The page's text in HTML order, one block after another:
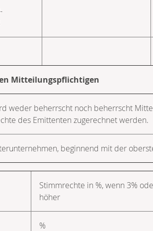
Mitteilungspflichtigen
weder beherrscht noch beherrscht
des Emittenten zugerechnet werden.
beginnend mit der
Stimmrechte in %, wenn 3%
höher
%